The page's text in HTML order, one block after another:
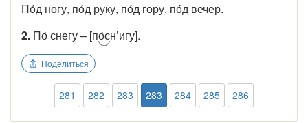
По́д ногу, по́д руку, по́д гору, по́д вечер.
2. По́ снегу – [по́сн’игу].
Поделиться
281 282 283 283 284 285 286